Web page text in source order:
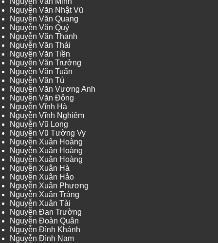
Nguyễn Văn Nhật Vũ
Nguyễn Văn Quang
Nguyễn Văn Quý
Nguyễn Văn Thanh
Nguyễn Văn Thái
Nguyễn Văn Tiền
Nguyễn Văn Trưởng
Nguyễn Văn Tuấn
Nguyễn Văn Tú
Nguyễn Văn Vương Anh
Nguyễn Văn Đông
Nguyễn Vĩnh Hà
Nguyễn Vĩnh Nghiêm
Nguyễn Vũ Long
Nguyễn Vũ Tường Vy
Nguyễn Xuân Hoàng
Nguyễn Xuân Hoàng
Nguyễn Xuân Hoàng
Nguyễn Xuân Hà
Nguyễn Xuân Hảo
Nguyễn Xuân Phương
Nguyễn Xuân Tráng
Nguyễn Xuân Tài
Nguyễn Đan Trường
Nguyễn Đoàn Quân
Nguyễn Đình Khánh
Nguyễn Đình Nam